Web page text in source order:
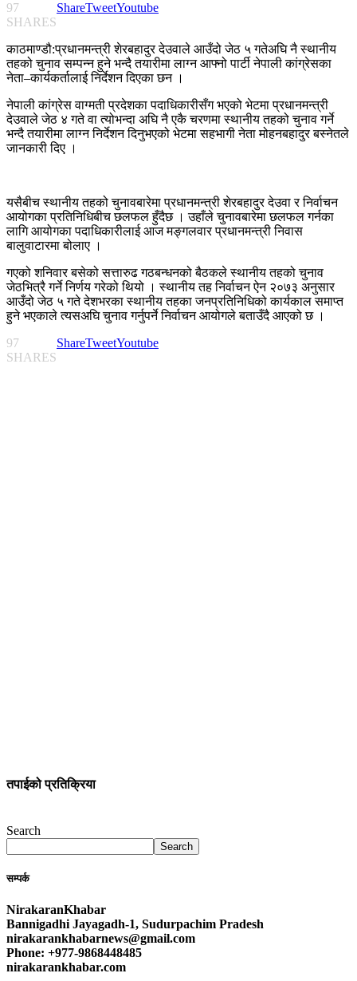
97
SHARES
ShareTweetYoutube
काठमाण्डौ:प्रधानमन्त्री शेरबहादुर देउवाले आउँदो जेठ ५ गतेअघि नै स्थानीय
तहको चुनाव सम्पन्न हुने भन्दै तयारीमा लाग्न आफ्नो पार्टी नेपाली कांग्रेसका
नेता–कार्यकर्तालाई निर्देशन दिएका छन ।
नेपाली कांग्रेस वाग्मती प्रदेशका पदाधिकारीसँग भएको भेटमा प्रधानमन्त्री
देउवाले जेठ ४ गते वा त्योभन्दा अघि नै एकै चरणमा स्थानीय तहको चुनाव गर्ने
भन्दै तयारीमा लाग्न निर्देशन दिनुभएको भेटमा सहभागी नेता मोहनबहादुर बस्नेतले
जानकारी दिए ।
यसैबीच स्थानीय तहको चुनावबारेमा प्रधानमन्त्री शेरबहादुर देउवा र निर्वाचन
आयोगका प्रतिनिधिबीच छलफल हुँदैछ । उहाँले चुनावबारेमा छलफल गर्नका
लागि आयोगका पदाधिकारीलाई आज मङ्गलवार प्रधानमन्त्री निवास
बालुवाटारमा बोलाए ।
गएको शनिवार बसेको सत्तारुढ गठबन्धनको बैठकले स्थानीय तहको चुनाव
जेठभित्रै गर्ने निर्णय गरेको थियो । स्थानीय तह निर्वाचन ऐन २०७३ अनुसार
आउँदो जेठ ५ गते देशभरका स्थानीय तहका जनप्रतिनिधिको कार्यकाल समाप्त
हुने भएकाले त्यसअघि चुनाव गर्नुपर्ने निर्वाचन आयोगले बताउँदै आएको छ ।
97
SHARES
ShareTweetYoutube
तपाईको प्रतिक्रिया
Search
Search
सम्पर्क
NirakaranKhabar
Bannigadhi Jayagadh-1, Sudurpachim Pradesh
nirakarankhabarnews@gmail.com
Phone: +977-9868448485
nirakarankhabar.com